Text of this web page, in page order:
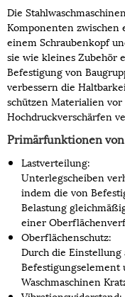
Die
Komponenten zwischen
einem Schraubenkopf
sie wie kleines Zubehör
Befestigung von
verbessern die
schützen Materialien
Hochdruckverschärfen
Primärfunktionen
Lastverteilung:
Unterlegscheiben
indem die von
Belastung
einer
Oberflächenschutz:
Durch die Einstellung
Waschmaschinen